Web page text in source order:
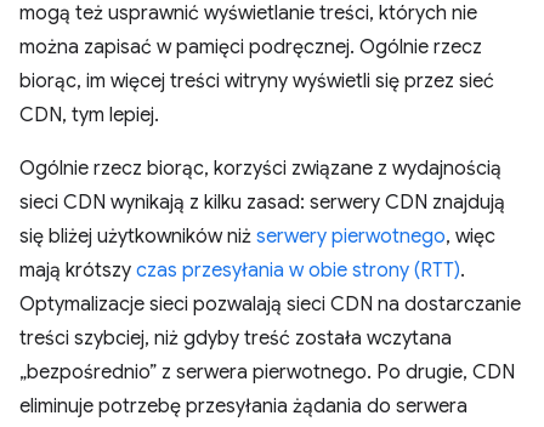
mogą też usprawnić wyświetlanie treści, których nie
można zapisać w pamięci podręcznej. Ogólnie rzecz
biorąc, im więcej treści witryny wyświetli się przez sieć
CDN, tym lepiej.
Ogólnie rzecz biorąc, korzyści związane z wydajnością
sieci CDN wynikają z kilku zasad: serwery CDN znajdują
się bliżej użytkowników niż serwery pierwotnego, więc
mają krótszy czas przesyłania w obie strony (RTT).
Optymalizacje sieci pozwalają sieci CDN na dostarczanie
treści szybciej, niż gdyby treść została wczytana
„bezpośrednio” z serwera pierwotnego. Po drugie, CDN
eliminuje potrzebę przesyłania żądania do serwera